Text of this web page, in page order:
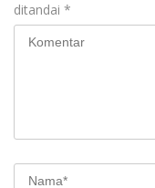
ditandai *